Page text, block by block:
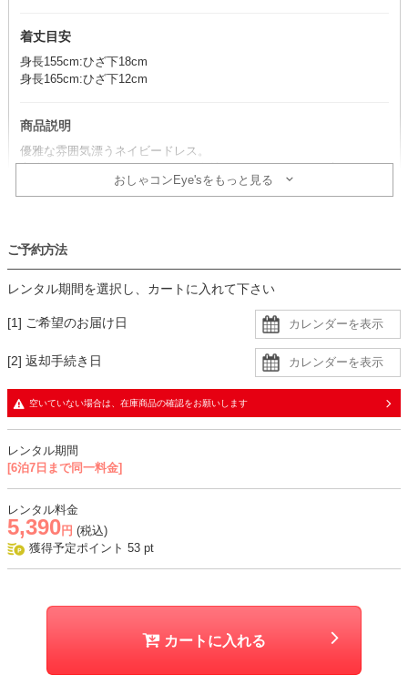
着丈目安
身長155cm:ひざ下18cm
身長165cm:ひざ下12cm
商品説明
優雅な雰囲気漂うネイビードレス。
立体的なカシュクールデザインが女性らしいラインを引き立てつつ、
気になる体型を上品にカバーします。
おしゃコンEye'sをもっと見る
ベージュ系やシルバー系の小物で華やかに仕上げるのがおすすめ。
ブラックジャケットを合わせて、フォーマルに引き締めるのも素敵で
生地
おすすめシーン
結婚式、二次会、謝恩会、成人式、同窓会、パーティー、式典など
ご予約方法
レンタル期間を選択し、カートに入れて下さい
[1] ご希望のお届け日
[2] 返却手続き日
空いていない場合は、在庫商品の確認をお願いします
レンタル期間
[6泊7日まで同一料金]
レンタル料金
5,390 円 (税込)
獲得予定ポイント 53 pt
カートに入れる